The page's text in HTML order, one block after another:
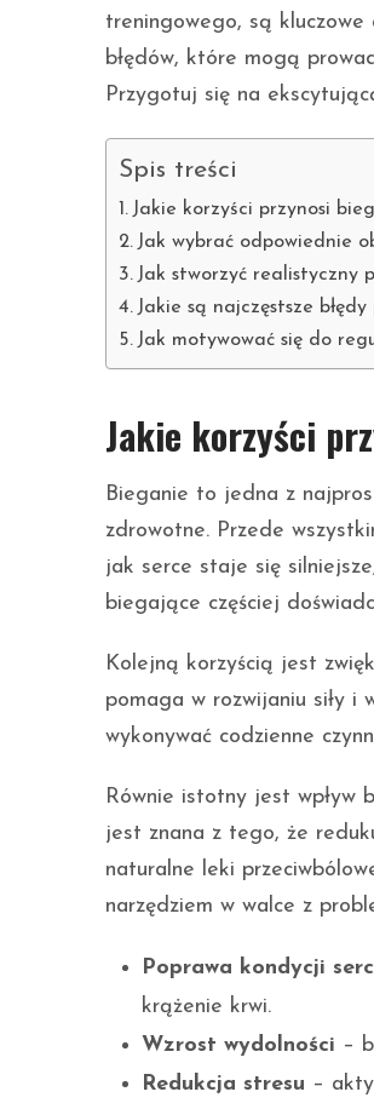
treningowego, są kluczowe
błędów, które mogą
Przygotuj się na
Spis treści
Jakie korzyści przynosi
Jak wybrać odpowiednie
Jak stworzyć realistyczny
Jakie są najczęstsze
Jak motywować się do
Jakie korzyści
Bieganie to jedna z
zdrowotne. Przede
jak serce staje się
biegające częściej
Kolejną korzyścią jest
pomaga w rozwijaniu siły i
wykonywać codzienne
Równie istotny jest wpływ
jest znana z tego, że
naturalne leki
narzędziem w walce z
Poprawa kondycji
krążenie krwi.
Wzrost wydolności –
Redukcja stresu –